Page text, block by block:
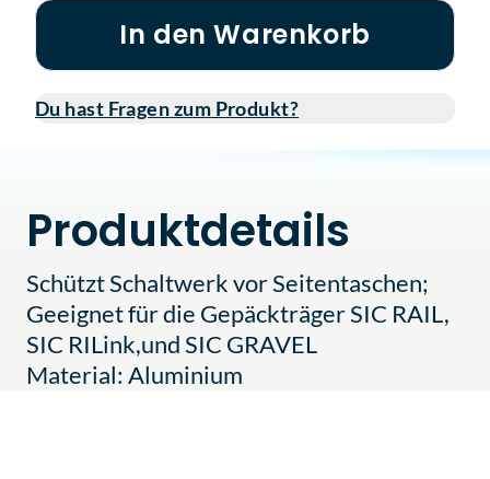
In den Warenkorb
Du hast Fragen zum Produkt?
Produktdetails
Schützt Schaltwerk vor Seitentaschen;
Geeignet für die Gepäckträger SIC RAIL,
SIC RILink,und SIC GRAVEL
Material: Aluminium